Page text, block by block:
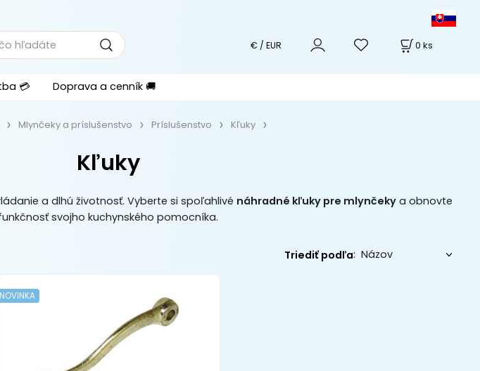
0 ks
€ / EUR
💳 Doprava a cenník 🚚
Mlynčeky a príslušenstvo Príslušenstvo Kľuky
Kľuky
a dlhú životnosť. Vyberte si spoľahlivé náhradné kľuky pre mlynčekya obnovte
svojho kuchynského pomocníka.
Triediť podľa:
NOVINKA